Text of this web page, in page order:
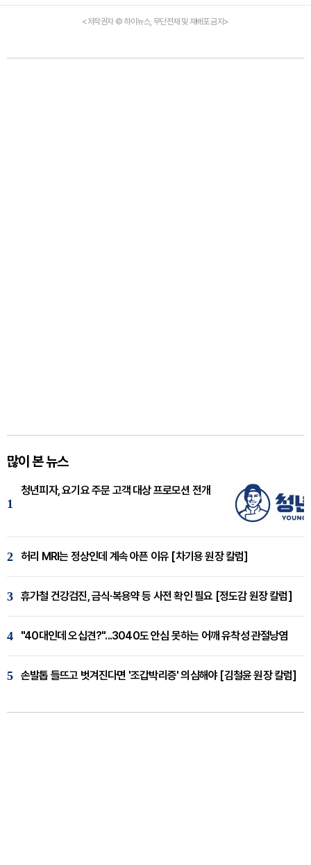
<저작권자 © 하이뉴스, 무단전재 및 재배포 금지>
많이 본 뉴스
1
청년피자, 요기요 주문 고객 대상 프로모션 전개
2 허리 MRI는 정상인데 계속 아픈 이유 [차기용 원장 칼럼]
3 휴가철 건강검진, 금식·복용약 등 사전 확인 필요 [정도감 원장 칼럼]
4 "40대인데 오십견?"...3040도 안심 못하는 어깨 유착성 관절낭염
5 손발톱 들뜨고 벗겨진다면 '조갑박리증' 의심해야 [김철윤 원장 칼럼]